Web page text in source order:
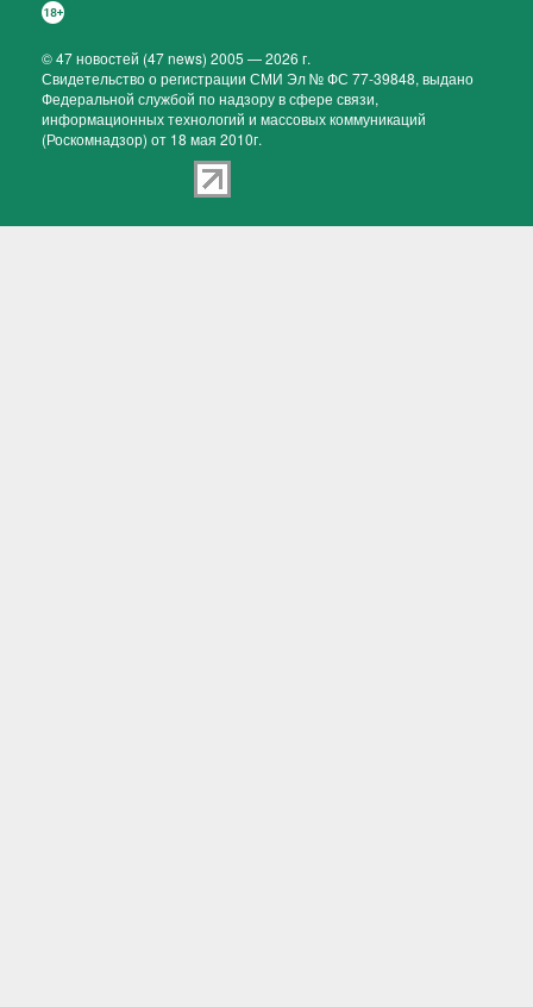
©47 новостей (47 news) 2005 — 2026 г.
Свидетельство о регистрации СМИ Эл № ФС 77-39848, выдано
Федеральной службой по надзору в сфере связи,
информационных технологий и массовых коммуникаций
(Роскомнадзор) от 18 мая 2010г.